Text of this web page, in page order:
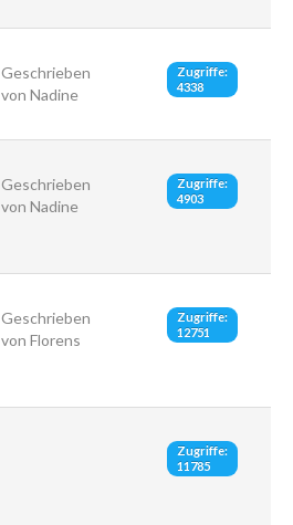
Geschrieben
von Nadine
Zugriffe:
4338
Geschrieben
von Nadine
Zugriffe:
4903
Geschrieben
von Florens
Zugriffe:
12751
Zugriffe:
11785